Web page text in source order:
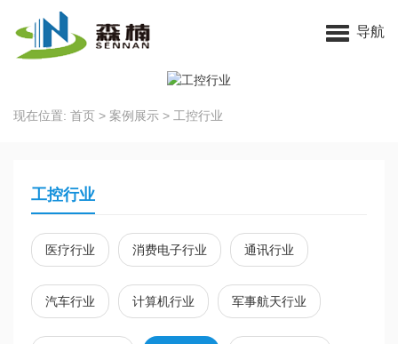
苏州91视频一区二区三区科技有限公司
导航
现在位置: 首页 > 案例展示 > 工控行业
工控行业
医疗行业 消费电子行业 通讯行业
汽车行业 计算机行业 军事航天行业